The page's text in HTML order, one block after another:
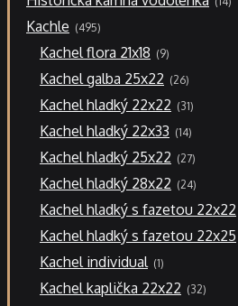
Kachle 495495
produktů
Kachel flora 21x18 99
produktů
Kachel galba 25x22 2626
produktů
Kachel hladký 22x22 3131
produktů
Kachel hladký 22x33 1414
produktů
Kachel hladký 25x22 2727
produktů
Kachel hladký 28x22 2424
produktů
Kachel hladký s fazetou 22x22
Kachel hladký s fazetou 22x25
Kachel individual 11
produkt
Kachel kaplička 22x22 3232